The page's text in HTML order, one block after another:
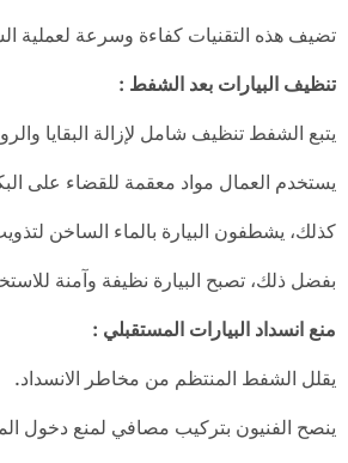
تضيف هذه التقنيات كفاءة وسرعة لعملية
تنظيف البيارات بعد الشفط :
يتبع الشفط تنظيف شامل لإزالة البقايا
يستخدم العمال مواد معقمة للقضاء على
كذلك، يشطفون البيارة بالماء الساخن
بفضل ذلك، تصبح البيارة نظيفة وآمنة
منع انسداد البيارات المستقبلي :
يقلل الشفط المنتظم من مخاطر الانسداد.
ينصح الفنيون بتركيب مصافي لمنع دخول